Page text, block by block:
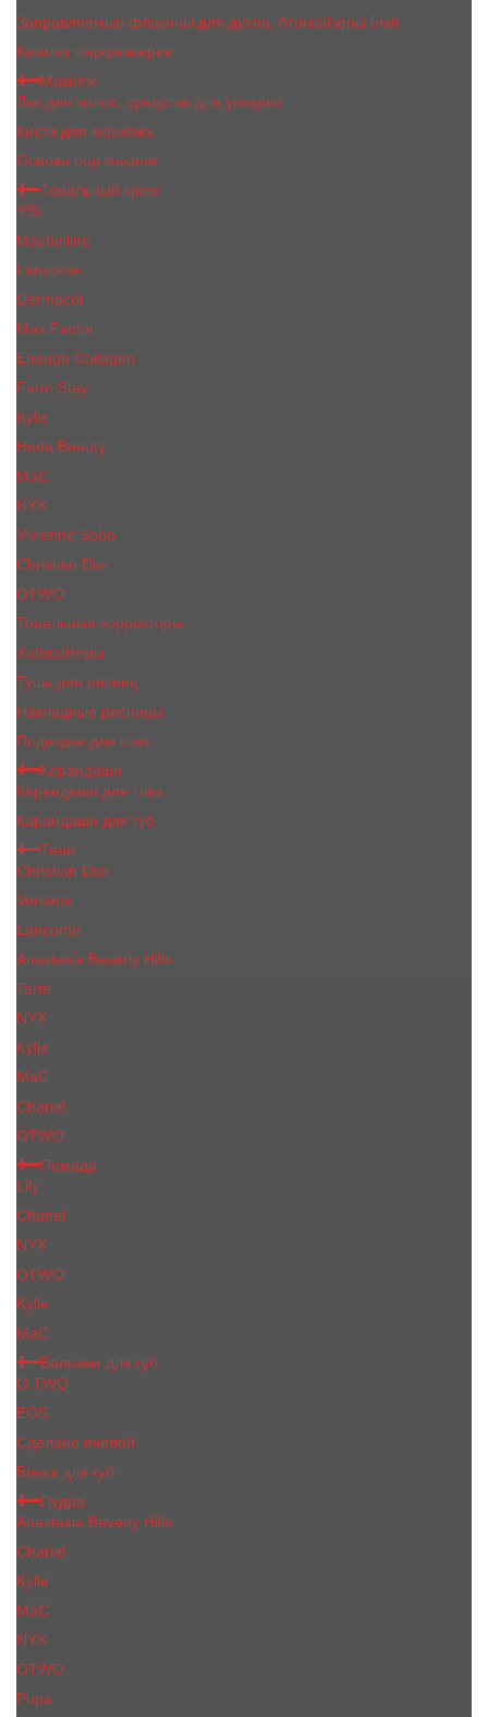
Заправляемые флаконы для духов, Атомайзеры 5мл
Каталог парфюмерии
Макияж
Лак для волос, средства для укладки
Кисти для макияжа
Основа под макияж
Тональный крем
YSL
Maybelline
Lancome
Dermacol
Max Factor
Enough Collagen
Farm Stay
Kylie
Huda Beauty
МаС
NYX
Vivienne Sabo
Сhristiаn Diоr
OTWO
Тональные корректоры
Хайлайтеры
Тушь для ресниц
Накладные ресницы
Подводка для глаз
Карандаши
Карандаши для глаз
Карандаши для губ
Тени
Christian Dior
Versace
Lancome
Anastasia Beverly Hills
Tarte
NYX
Kylie
MaC
Сhanеl
OTWO
Помада
Lily
Chanel
NYX
OTWO
Kylie
МаС
Бальзам для губ
O.TWO
EOS
Сделано пчелой
Блеск для губ
Пудра
Anastasia Beverly Hills
Chanel
Kylie
MaC
NYX
OTWO
Pupa